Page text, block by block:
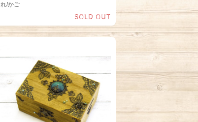
れ/かご
SOLD OUT